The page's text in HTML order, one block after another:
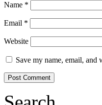
Name *
Email *
Website
Save my name, email, and